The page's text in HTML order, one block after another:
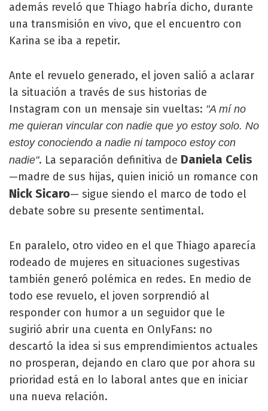
además reveló que Thiago habría dicho, durante
una transmisión en vivo, que el encuentro con
Karina se iba a repetir.
Ante el revuelo generado, el joven salió a aclarar
la situación a través de sus historias de
Instagram con un mensaje sin vueltas: "A mí no
me quieran vincular con nadie que yo estoy solo. No
estoy conociendo a nadie ni tampoco estoy con
nadie". La separación definitiva de Daniela Celis
—madre de sus hijas, quien inició un romance con
Nick Sicaro— sigue siendo el marco de todo el
debate sobre su presente sentimental.
En paralelo, otro video en el que Thiago aparecía
rodeado de mujeres en situaciones sugestivas
también generó polémica en redes. En medio de
todo ese revuelo, el joven sorprendió al
responder con humor a un seguidor que le
sugirió abrir una cuenta en OnlyFans: no
descartó la idea si sus emprendimientos actuales
no prosperan, dejando en claro que por ahora su
prioridad está en lo laboral antes que en iniciar
una nueva relación.